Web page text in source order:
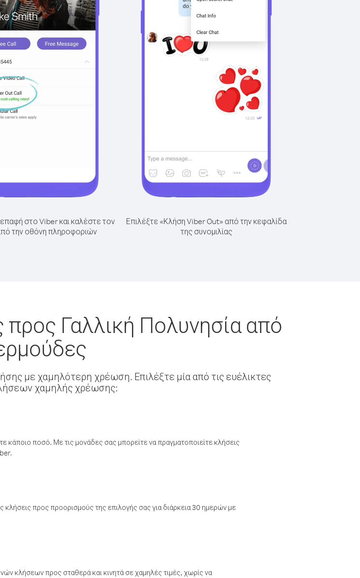
στο Viber και καλέστε τον
την οθόνη πληροφοριών
Επιλέξτε «Κλήση Viber Out» από την κεφαλίδα
της συνομιλίας
προς Γαλλική Πολυνησία από
με χαμηλότερη χρέωση. Επιλέξτε μία από τις ευέλικτες
χαμηλής χρέωσης:
κάποιο ποσό. Με τις μονάδες σας μπορείτε να πραγματοποιείτε κλήσεις
προς προορισμούς της επιλογής σας για διάρκεια 30 ημερών με
κλήσεων προς σταθερά και κινητά σε χαμηλές τιμές, χωρίς να